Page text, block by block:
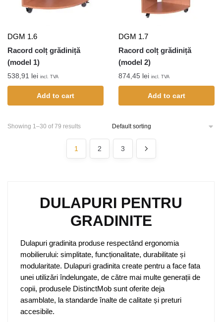
DGM 1.6
Racord colț grădiniță
(model 1)
538,91 lei incl. TVA
Add to cart
DGM 1.7
Racord colț grădiniță
(model 2)
874,45 lei incl. TVA
Add to cart
Showing 1–30 of 79 results
1 2 3
DULAPURI PENTRU
GRADINITE
Dulapuri gradinita produse respectând ergonomia
mobilierului: simplitate, funcționalitate, durabilitate și
modularitate. Dulapuri gradinita create pentru a face fata
unei utilizări îndelungate, de către mai multe generații de
copii, produsele DistinctMob sunt oferite deja
asamblate, la standarde înalte de calitate și preturi
accesibile.